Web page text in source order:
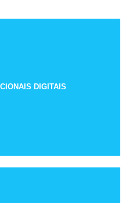
DIGITAIS